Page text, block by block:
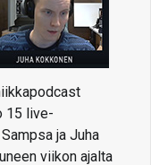
15 live-
Sampsa ja Juha
viikon ajalta